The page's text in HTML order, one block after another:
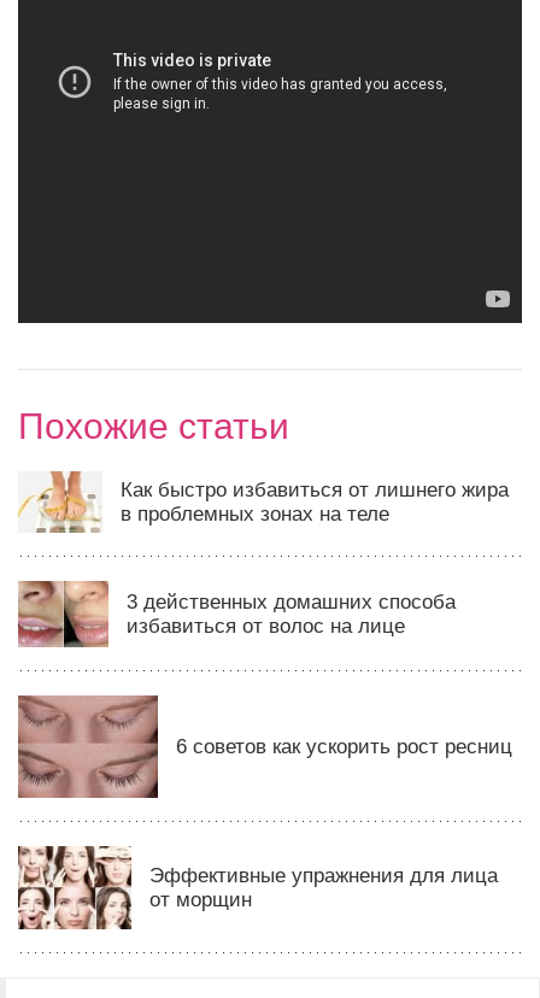
Похожие статьи
Как быстро избавиться от лишнего жира
в проблемных зонах на теле
3 действенных домашних способа
избавиться от волос на лице
6 советов как ускорить рост ресниц
Эффективные упражнения для лица
от морщин